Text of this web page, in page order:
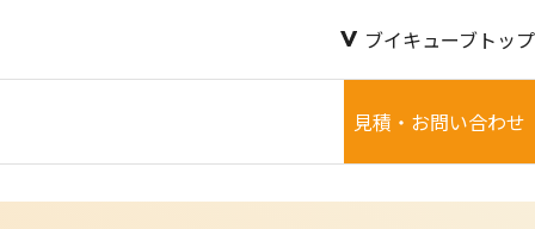
ブイキューブトップ
見積・お問い合わせ